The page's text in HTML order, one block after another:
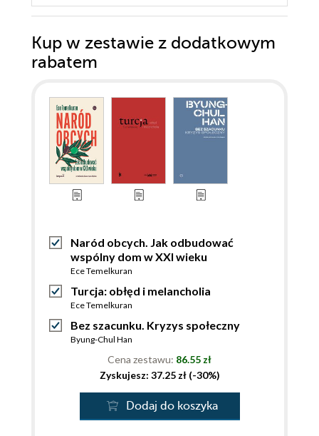
Kup w zestawie z dodatkowym
rabatem
Naród obcych. Jak odbudować
wspólny dom w XXI wieku
Ece Temelkuran
Turcja: obłęd i melancholia
Ece Temelkuran
Bez szacunku. Kryzys społeczny
Byung-Chul Han
Cena zestawu: 86.55 zł
Zyskujesz: 37.25 zł (-30%)
Dodaj do koszyka